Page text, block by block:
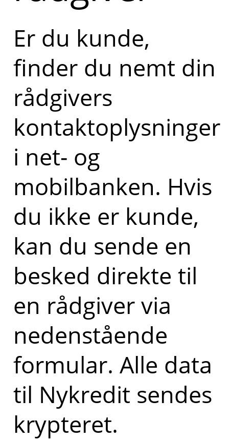
Er du kunde,
finder du nemt din
rådgivers
kontaktoplysninger
i net- og
mobilbanken. Hvis
du ikke er kunde,
kan du sende en
besked direkte til
en rådgiver via
nedenstående
formular. Alle data
til Nykredit sendes
krypteret.